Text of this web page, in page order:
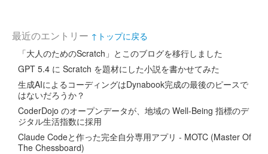
最近のエントリー ↑トップに戻る
「大人のためのScratch」とこのブログを移行しました
GPT 5.4 に Scratch を題材にした小説を書かせてみた
生成AIによるコーディングはDynabook完成の最後のピースで
はないだろうか？
CoderDojo のオープンデータが、地域の Well-Being 指標のデ
ジタル生活指数に採用
Claude Codeと作った完全自分専用アプリ - MOTC (Master Of
The Chessboard)